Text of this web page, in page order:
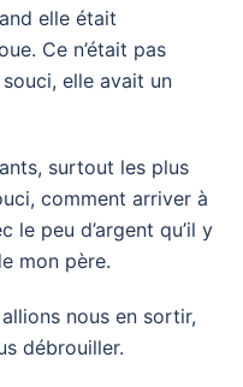
elle était
Ce n’était pas
elle avait un
surtout les plus
comment arriver à
le peu d’argent qu’il y
mon père.
nous en sortir,
débrouiller.